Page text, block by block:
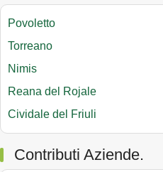
Povoletto
Torreano
Nimis
Reana del Rojale
Cividale del Friuli
Contributi Aziende.